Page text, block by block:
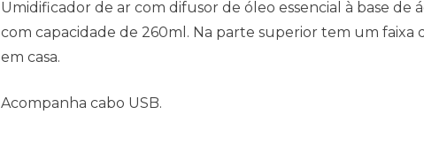
Umidificador de ar com difusor de óleo essencial à base de
com capacidade de 260ml. Na parte superior tem um faixa
em casa.
Acompanha cabo USB.